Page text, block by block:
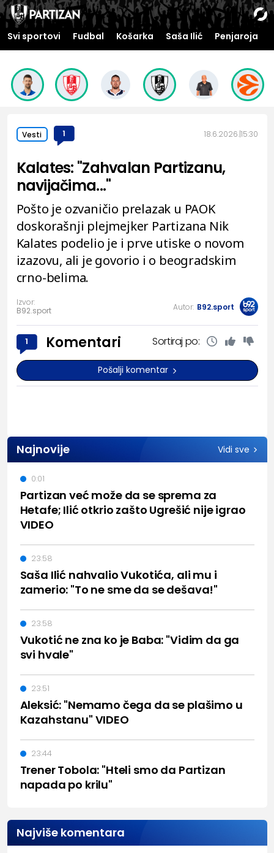
Svi sportovi Fudbal Košarka Saša Ilić Penjaroja
Vesti 1 18.6.2026. 15:30
Kalates: "Zahvalan Partizanu,
navijačima..."
Pošto je ozvaničio prelazak u PAOK
doskorašnji plejmejker Partizana Nik
Kalates podelio je i prve utiske o novom
izazovu, ali je govorio i o beogradskim
crno-belima.
Izvor:
B92.sport
Autor: B92.sport
1 Komentari Sortiraj po:
Pošalji komentar
Najnovije Vidi sve
Partizan već može da se sprema za
Hetafe; Ilić otkrio zašto Ugrešić nije igrao
VIDEO
0:01
Saša Ilić nahvalio Vukotića, ali mu i
zamerio: "To ne sme da se dešava!"
23:58
Vukotić ne zna ko je Baba: "Vidim da ga
svi hvale"
23:58
Aleksić: "Nemamo čega da se plašimo u
Kazahstanu" VIDEO
23:51
Trener Tobola: "Hteli smo da Partizan
napada po krilu"
23:44
Najviše komentara